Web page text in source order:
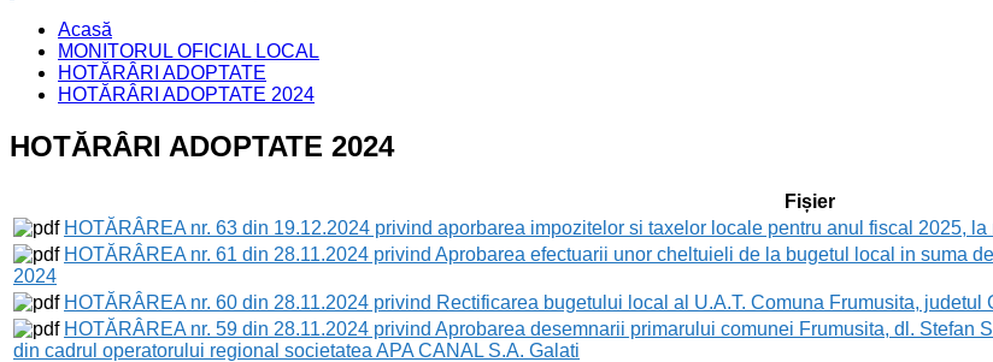
Acasă
MONITORUL OFICIAL LOCAL
HOTĂRÂRI ADOPTATE
HOTĂRÂRI ADOPTATE 2024
HOTĂRÂRI ADOPTATE 2024
Fișier
HOTĂRÂREA nr. 63 din 19.12.2024 privind aporbarea impozitelor si taxelor locale pentru anul fiscal 2025,
HOTĂRÂREA nr. 61 din 28.11.2024 privind Aprobarea efectuarii unor cheltuieli de la bugetul local in suma
2024
HOTĂRÂREA nr. 60 din 28.11.2024 privind Rectificarea bugetului local al U.A.T. Comuna Frumusita, judetul
HOTĂRÂREA nr. 59 din 28.11.2024 privind Aprobarea desemnarii primarului comunei Frumusita, dl.
din cadrul operatorului regional societatea APA CANAL S.A. Galati